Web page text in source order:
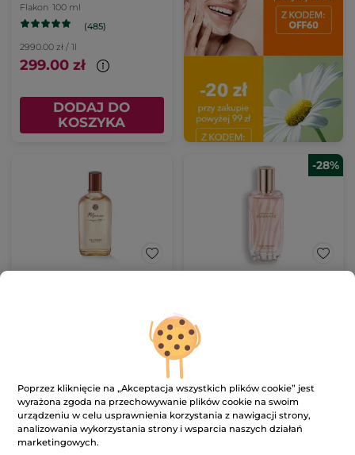
Flakon 100 ml
(485)
2990.00 zł / 1l
299.00 zł
DODAJ DO
KOSZYKA
DODAJ DO
KOSZYKA
-28%
3300.00 zł / 1l
DODAJ DO
KOSZYKA
Poprzez kliknięcie na „Akceptacja wszystkich plików cookie” jest
wyrażona zgoda na przechowywanie plików cookie na swoim
urządzeniu w celu usprawnienia korzystania z nawigacji strony,
analizowania wykorzystania strony i wsparcia naszych działań
marketingowych.